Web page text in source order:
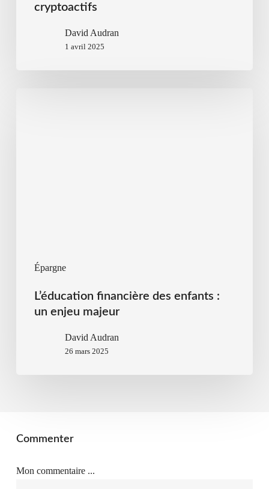
cryptoactifs
David Audran
1 avril 2025
Épargne
L’éducation financière des enfants :
un enjeu majeur
David Audran
26 mars 2025
Commenter
Mon commentaire ...